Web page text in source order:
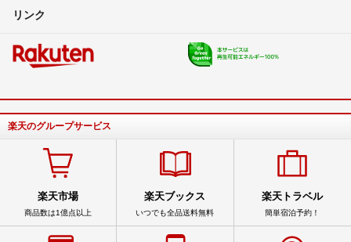
リンク
楽天のグループサービス
楽天市場
商品数は1億点以上
楽天ブックス
いつでも全品送料無料
楽天トラベル
簡単宿泊予約！